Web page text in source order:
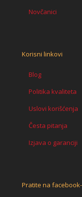
Novčanici
Korisni linkovi
Blog
Politika kvaliteta
Uslovi korišćenja
Česta pitanja
Izjava o garanciji
Pratite na